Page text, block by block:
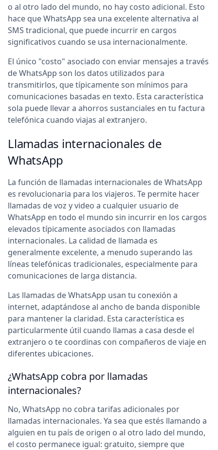
o al otro lado del mundo, no hay costo adicional. Esto
hace que WhatsApp sea una excelente alternativa al
SMS tradicional, que puede incurrir en cargos
significativos cuando se usa internacionalmente.
El único "costo" asociado con enviar mensajes a través
de WhatsApp son los datos utilizados para
transmitirlos, que típicamente son mínimos para
comunicaciones basadas en texto. Esta característica
sola puede llevar a ahorros sustanciales en tu factura
telefónica cuando viajas al extranjero.
Llamadas internacionales de
WhatsApp
La función de llamadas internacionales de WhatsApp
es revolucionaria para los viajeros. Te permite hacer
llamadas de voz y video a cualquier usuario de
WhatsApp en todo el mundo sin incurrir en los cargos
elevados típicamente asociados con llamadas
internacionales. La calidad de llamada es
generalmente excelente, a menudo superando las
líneas telefónicas tradicionales, especialmente para
comunicaciones de larga distancia.
Las llamadas de WhatsApp usan tu conexión a
internet, adaptándose al ancho de banda disponible
para mantener la claridad. Esta característica es
particularmente útil cuando llamas a casa desde el
extranjero o te coordinas con compañeros de viaje en
diferentes ubicaciones.
¿WhatsApp cobra por llamadas
internacionales?
No, WhatsApp no cobra tarifas adicionales por
llamadas internacionales. Ya sea que estés llamando a
alguien en tu país de origen o al otro lado del mundo,
el costo permanece igual: gratuito, siempre que